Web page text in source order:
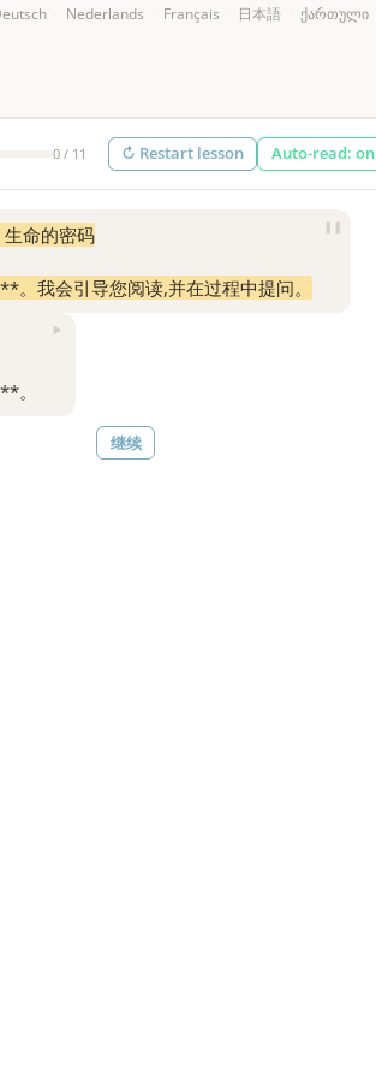
Nederlands Français 日本語 ქართული
0 / 11 ↻ Restart lesson Auto-read: on
命的密码
。我会引导您阅读,并在过程中提问。
。
▶
继续